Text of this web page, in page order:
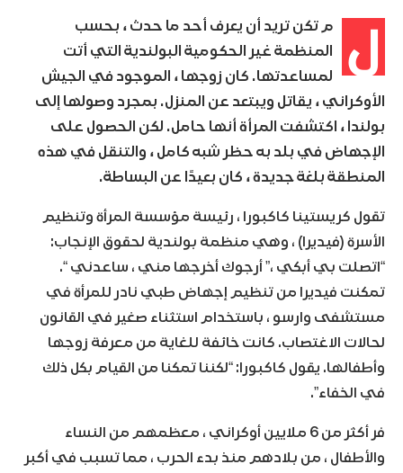
ل
م تكن تريد أن يعرف أحد ما حدث ، بحسب
المنظمة غير الحكومية البولندية التي أتت
لمساعدتها. كان زوجها ، الموجود في الجيش
الأوكراني ، يقاتل ويبتعد عن المنزل. بمجرد وصولها إلى
بولندا ، اكتشفت المرأة أنها حامل. لكن الحصول على
الإجهاض في بلد به حظر شبه كامل ، والتنقل في هذه
المنطقة بلغة جديدة ، كان بعيدًا عن البساطة.
تقول كريستينا كاكبورا ، رئيسة مؤسسة المرأة وتنظيم
الأسرة (فيديرا) ، وهي منظمة بولندية لحقوق الإنجاب:
“اتصلت بي أبكي ،” أرجوك أخرجها مني ، ساعدني “.
تمكنت فيديرا من تنظيم إجهاض طبي نادر للمرأة في
مستشفى وارسو ، باستخدام استثناء صغير في القانون
لحالات الاغتصاب. كانت خائفة للغاية من معرفة زوجها
وأطفالها. يقول كاكبورا: “لكننا تمكنا من القيام بكل ذلك
في الخفاء”.
فر أكثر من 6 ملايين أوكراني ، معظمهم من النساء
والأطفال ، من بلادهم منذ بدء الحرب ، مما تسبب في أكبر